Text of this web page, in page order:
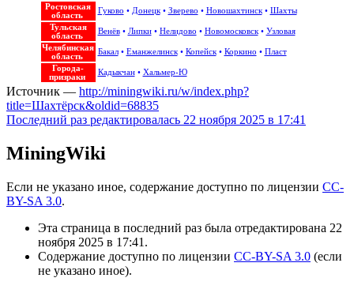
Ростовская
область
Гуково • Донецк• Зверево • Новошахтинск• Шахты
Тульская
область
Венёв• Липки• Нелидово • Новомосковск• Узловая
Челябинская
область
Бакал• Еманжелинск• Копейск• Коркино • Пласт
Города-
призраки
Кадыкчан• Хальмер-Ю
Источник — http://miningwiki.ru/w/index.php?
title=Шахтёрск&oldid=68835
Последний раз редактировалась 22 ноября 2025 в 17:41
MiningWiki
Если не указано иное, содержание доступно по лицензии CC-
BY-SA 3.0.
Эта страница в последний раз была отредактирована 22
ноября 2025 в 17:41.
Содержание доступно по лицензии CC-BY-SA 3.0 (если
не указано иное).